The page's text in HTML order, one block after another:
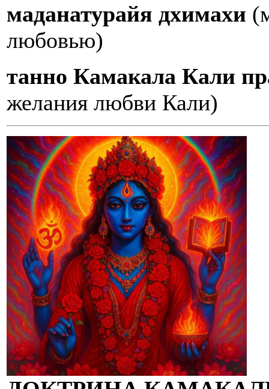
маданатурайя дхимахи
любовью)
танно Камакала Кали
желания любви Кали)